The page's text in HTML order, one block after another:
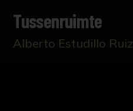
Tussenruimte
Alberto Estudillo Ruiz